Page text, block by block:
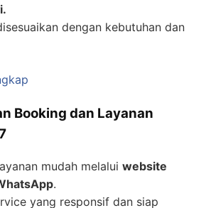
dengan kebutuhan dan
Booking dan Layanan
mudah melalui website
.
yang responsif dan siap